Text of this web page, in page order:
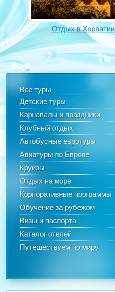
Отдых в Хорватии
Все туры
Детские туры
Карнавалы и праздники
Клубный отдых
Автобусные евротуры
Авиатуры по Европе
Круизы
Отдых на море
Корпоративные программы
Обучение за рубежом
Визы и паспорта
Каталог отелей
Путешествуем по миру